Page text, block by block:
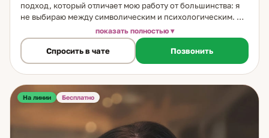
подход, который отличает мою работу от большинства: я
не выбираю между символическим и психологическим. Я
соединяю оба. Путь начался с природной
чувствительности — с детства я ощущала то, что другие не
замечали: ложь, скрытые намерения, эмоциональные
состояния людей. Семь лет назад начала работать с этим
осознанно. Три года назад к практике присоединилось
Таро — как система, которая даёт структуру тому, что
раньше было только ощущением. Сегодня в моей работе
несколько уровней. Таро — аналитический инструмент:
позволяет увидеть ситуацию в объёме, найти её скрытые
пласты, определить точки выбора. Астрология — работа с
показать полностью
Спросить в чате Позвонить
На линии Бесплатно